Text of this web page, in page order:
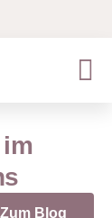
Zum Blog